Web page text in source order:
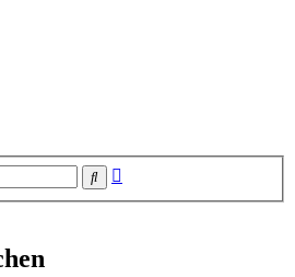
Suche